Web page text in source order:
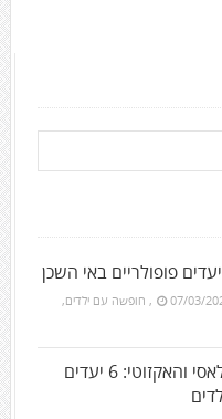
07/03/
, חופשה עם ילדים,
המפתיע, המרגש, הקלאסי והאקזוטי: 6 יעדים